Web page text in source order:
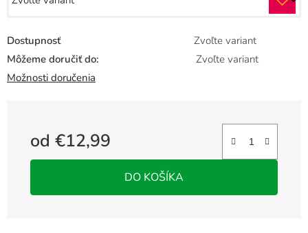
Dostupnosť
Zvoľte variant
Môžeme doručiť do:
Zvoľte variant
Možnosti doručenia
od €12,99
Jednotková cena:
DO KOŠÍKA